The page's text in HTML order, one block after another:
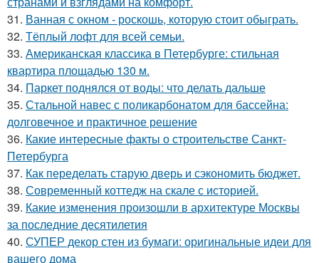
31. Ванная с окном - роскошь, которую стоит обыграть.
32. Тёплый лофт для всей семьи.
33. Американская классика в Петербурге: стильная
квартира площадью 130 м.
34. Паркет поднялся от воды: что делать дальше
35. Стальной навес с поликарбонатом для бассейна:
долговечное и практичное решение
36. Какие интересные факты о строительстве Санкт-
Петербурга
37. Как переделать старую дверь и сэкономить бюджет.
38. Современный коттедж на скале с историей.
39. Какие изменения произошли в архитектуре Москвы
за последние десятилетия
40. СУПЕР декор стен из бумаги: оригинальные идеи для
вашего дома